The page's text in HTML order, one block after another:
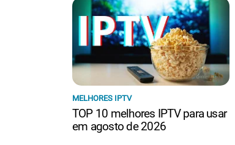
MELHORES IPTV
TOP 10 melhores IPTV para usar
em agosto de 2026